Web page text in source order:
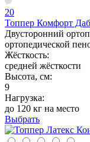
20
Топпер Комфорт
Двусторонний
ортопедической
Жёсткость:
средней жёсткости
Высота, см:
9
Нагрузка:
до 120 кг на место
Выбрать